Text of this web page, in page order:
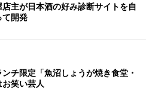
主が日本酒の好み診断サイトを自
開発
チ限定「魚沼しょうが焼き食堂・
笑い芸人